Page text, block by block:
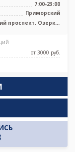
7:00-23:00
Приморский
проспект, Озерки,
от 3000 pуб.